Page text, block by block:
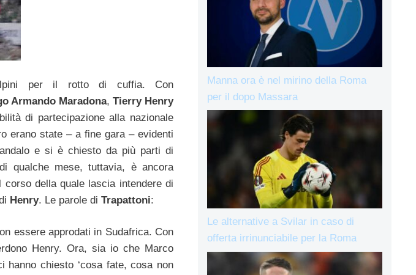
per il rotto di cuffia. Con
Armando Maradona, Tierry Henry
di partecipazione alla nazionale
erano state – a fine gara – evidenti
e si è chiesto da più parti di
qualche mese, tuttavia, è ancora
corso della quale lascia intendere di
Henry. Le parole di Trapattoni:
essere approdati in Sudafrica. Con
Henry. Ora, sia io che Marco
chiesto ‘cosa fate, cosa non
Manna ora è nel mirino della Roma
per il dopo Massara
Le alternative a Svilar in caso di
offerta irrinunciabile per la Roma